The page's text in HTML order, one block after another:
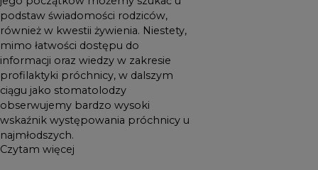
podstaw świadomości rodziców,
również w kwestii żywienia. Niestety,
mimo łatwości dostępu do
informacji oraz wiedzy w zakresie
profilaktyki próchnicy, w dalszym
ciągu jako stomatolodzy
obserwujemy bardzo wysoki
wskaźnik występowania próchnicy u
najmłodszych.
Czytam więcej